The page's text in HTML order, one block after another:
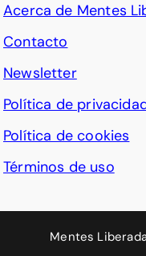
Acerca de Mentes
Contacto
Newsletter
Política de
Política de cookies
Términos de uso
Mentes